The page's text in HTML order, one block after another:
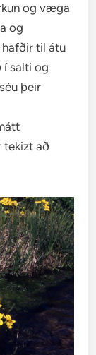
og væga
og
til átu
í salti og
þeir
tekizt að